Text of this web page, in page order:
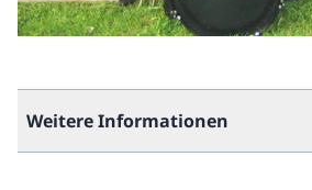
Weitere Informationen